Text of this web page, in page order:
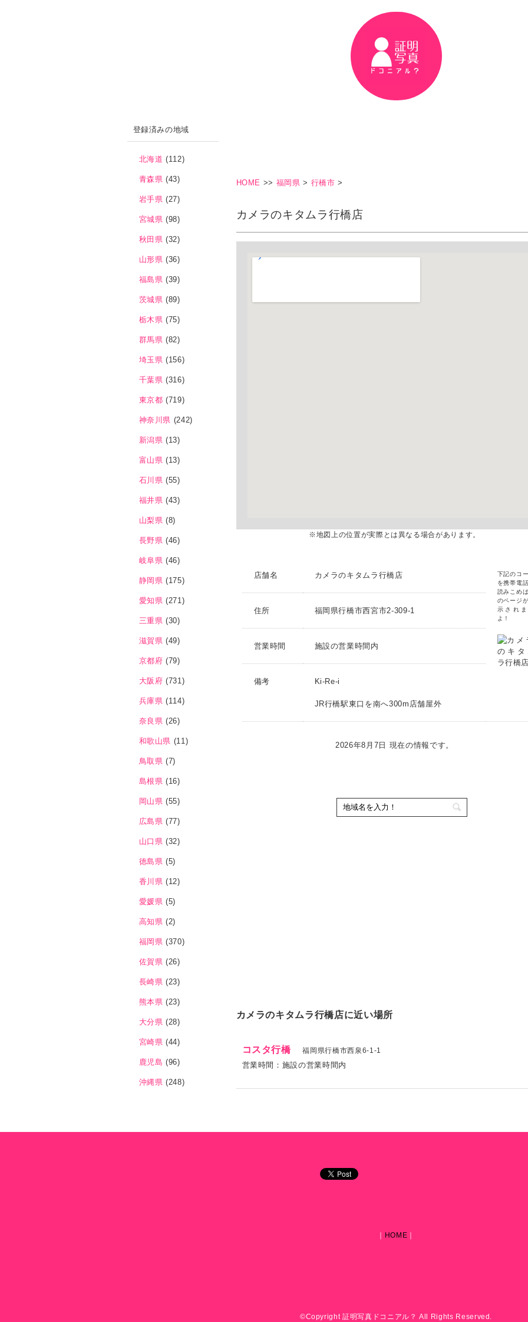
HOME >> 福岡県 > 行橋市 >
カメラのキタムラ行橋店
※地図上の位置が実際とは異なる場合があります。
店舗名 カメラのキタムラ行橋店
下記のコ
を携帯電
読みこめ
のページ
示され
よ！
住所 福岡県行橋市西宮市2-309-1
営業時間 施設の営業時間内
備考 Ki-Re-i
JR行橋駅東口を南へ300m店舗屋外
2026年8月7日 現在の情報です。
カメラのキタムラ行橋店に近い場所
コスタ行橋 福岡県行橋市西泉6-1-1
営業時間：施設の営業時間内
登録済みの地域
北海道 (112)
青森県 (43)
岩手県 (27)
宮城県 (98)
秋田県 (32)
山形県 (36)
福島県 (39)
茨城県 (89)
栃木県 (75)
群馬県 (82)
埼玉県 (156)
千葉県 (316)
東京都 (719)
神奈川県 (242)
新潟県 (13)
富山県 (13)
石川県 (55)
福井県 (43)
山梨県 (8)
長野県 (46)
岐阜県 (46)
静岡県 (175)
愛知県 (271)
三重県 (30)
滋賀県 (49)
京都府 (79)
大阪府 (731)
兵庫県 (114)
奈良県 (26)
和歌山県 (11)
鳥取県 (7)
島根県 (16)
岡山県 (55)
広島県 (77)
山口県 (32)
徳島県 (5)
香川県 (12)
愛媛県 (5)
高知県 (2)
福岡県 (370)
佐賀県 (26)
長崎県 (23)
熊本県 (23)
大分県 (28)
宮崎県 (44)
鹿児島 (96)
沖縄県 (248)
HOME
©Copyright 証明写真ドコニアル？ All Rights Reserved.